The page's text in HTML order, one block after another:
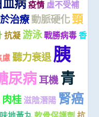
血病疫情 虛不受補
治療動脈硬化頸
抗凝游泳戰勝病毒 香
慮 聽力衰退胰
尿病耳機青
肉桂滋陰潛陽 腎癌